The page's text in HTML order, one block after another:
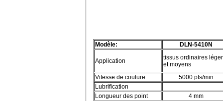
Modèle: DLN-5410N
Application
tissus ordinaires
et moyens
Vitesse de couture
5000 pts/min
Lubrification
Longueur des point
4 mm